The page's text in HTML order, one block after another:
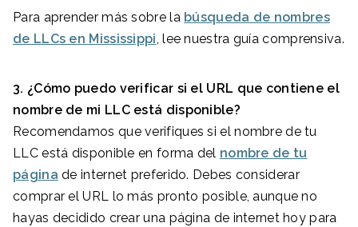
Para aprender más sobre la búsqueda de nombres
de LLCs en Mississippi, lee nuestra guía comprensiva.
3. ¿Cómo puedo verificar si el URL que contiene el
nombre de mi LLC está disponible?
Recomendamos que verifiques si el nombre de tu
LLC está disponible en forma del nombre de tu
página de internet preferido. Debes considerar
comprar el URL lo más pronto posible, aunque no
hayas decidido crear una página de internet hoy para